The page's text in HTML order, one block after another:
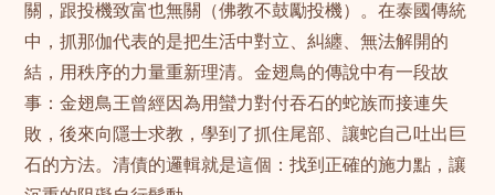
關，跟投機致富也無關（佛教不鼓勵投機）。在泰國傳統
中，抓那伽代表的是把生活中對立、糾纏、無法解開的
結，用秩序的力量重新理清。金翅鳥的傳說中有一段故
事：金翅鳥王曾經因為用蠻力對付吞石的蛇族而接連失
敗，後來向隱士求教，學到了抓住尾部、讓蛇自己吐出巨
石的方法。清債的邏輯就是這個：找到正確的施力點，讓